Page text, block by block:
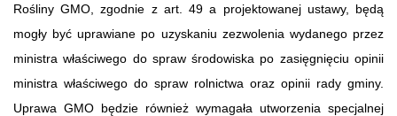
Rośliny GMO, zgodnie z art. 49 a projektowanej ustawy, będą
mogły być uprawiane po uzyskaniu zezwolenia wydanego przez
ministra właściwego do spraw środowiska po zasięgnięciu opinii
ministra właściwego do spraw rolnictwa oraz opinii rady gminy.
Uprawa GMO będzie również wymagała utworzenia specjalnej